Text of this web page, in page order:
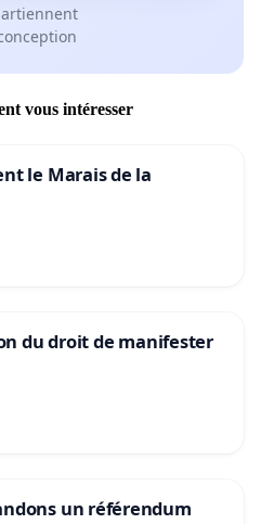
vous intéresser
le Marais de la
du droit de manifester
un référendum